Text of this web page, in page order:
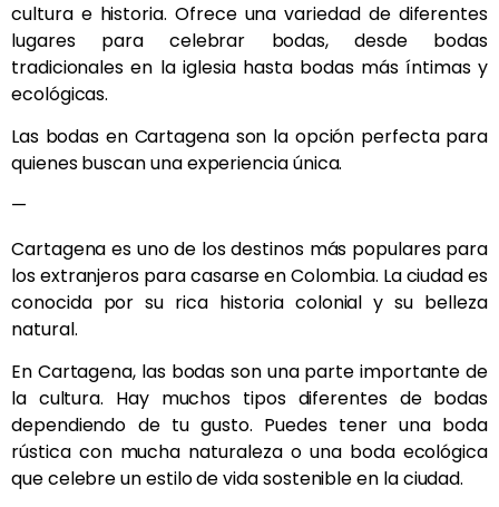
cultura e historia. Ofrece una variedad de diferentes
lugares para celebrar bodas, desde bodas
tradicionales en la iglesia hasta bodas más íntimas y
ecológicas.
Las bodas en Cartagena son la opción perfecta para
quienes buscan una experiencia única.
—
Cartagena es uno de los destinos más populares para
los extranjeros para casarse en Colombia. La ciudad es
conocida por su rica historia colonial y su belleza
natural.
En Cartagena, las bodas son una parte importante de
la cultura. Hay muchos tipos diferentes de bodas
dependiendo de tu gusto. Puedes tener una boda
rústica con mucha naturaleza o una boda ecológica
que celebre un estilo de vida sostenible en la ciudad.